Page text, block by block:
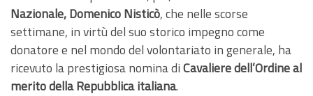
Nazionale, Domenico Nisticò, che nelle scorse
settimane, in virtù del suo storico impegno come
donatore e nel mondo del volontariato in generale, ha
ricevuto la prestigiosa nomina diCavaliere dell’Ordine al
merito della Repubblica italiana.